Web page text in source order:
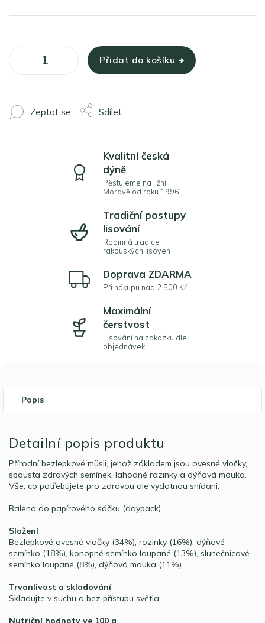
Měrná
Přidat do košíku
Zeptat se Sdílet
Kvalitní česká
dýně
Pěstujeme na jižní
Moravě od roku 1996
Tradiční postupy
lisování
Rodinná tradice
rakouských lisoven
Doprava ZDARMA
Při nákupu nad 2 500 Kč
Maximální
čerstvost
Lisování na zakázku dle
objednávek
Popis
Detailní popis produktu
Přírodní bezlepkové müsli, jehož základem jsou ovesné vločky,
spousta zdravých semínek, lahodné rozinky a dýňová mouka.
Vše, co potřebujete pro zdravou ale vydatnou snídani.
Baleno do papírového sáčku (doypack).
Složení
Bezlepkové ovesné vločky (34%), rozinky (16%), dýňové
semínko (18%), konopné semínko loupané (13%), slunečnicové
semínko loupané (8%), dýňová mouka (11%)
Trvanlivost a skladování
Skladujte v suchu a bez přístupu světla.
Nutriční hodnoty ve 100 g